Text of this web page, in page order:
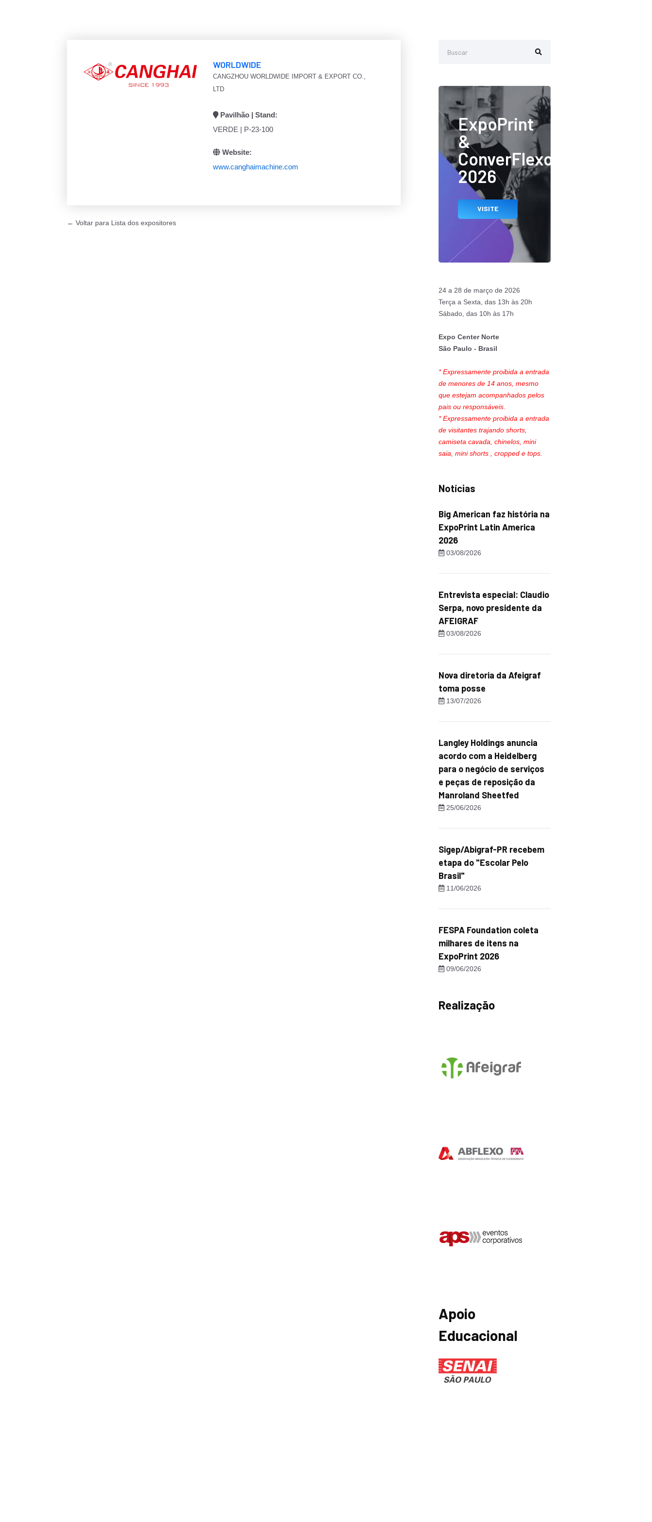
WORLDWIDE
CANGZHOU WORLDWIDE IMPORT & EXPORT CO.,
LTD
Pavilhão | Stand:
VERDE | P-23-100
Website:
www.canghaimachine.com
← Voltar para Lista dos expositores
ExpoPrint
&
ConverFlexo
2026
VISITE
24 a 28 de março de 2026
Terça a Sexta, das 13h às 20h
Sábado, das 10h às 17h
Expo Center Norte
São Paulo - Brasil
* Expressamente proibida a entrada
de menores de 14 anos, mesmo
que estejam acompanhados pelos
pais ou responsáveis.
* Expressamente proibida a entrada
de visitantes trajando shorts,
camiseta cavada, chinelos, mini
saia, mini shorts , cropped e tops.
Notícias
Big American faz história na
ExpoPrint Latin America
2026
03/08/2026
Entrevista especial: Claudio
Serpa, novo presidente da
AFEIGRAF
03/08/2026
Nova diretoria da Afeigraf
toma posse
13/07/2026
Langley Holdings anuncia
acordo com a Heidelberg
para o negócio de serviços
e peças de reposição da
Manroland Sheetfed
25/06/2026
Sigep/Abigraf-PR recebem
etapa do "Escolar Pelo
Brasil"
11/06/2026
FESPA Foundation coleta
milhares de itens na
ExpoPrint 2026
09/06/2026
Realização
Apoio
Educacional